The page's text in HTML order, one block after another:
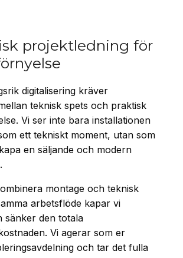
projektledning för
digitalisering kräver
teknisk spets och praktisk
Vi ser inte bara installationen
ett tekniskt moment, utan som
en säljande och modern
montage och teknisk
arbetsflöde kapar vi
sänker den totala
Vi agerar som er
och tar det fulla